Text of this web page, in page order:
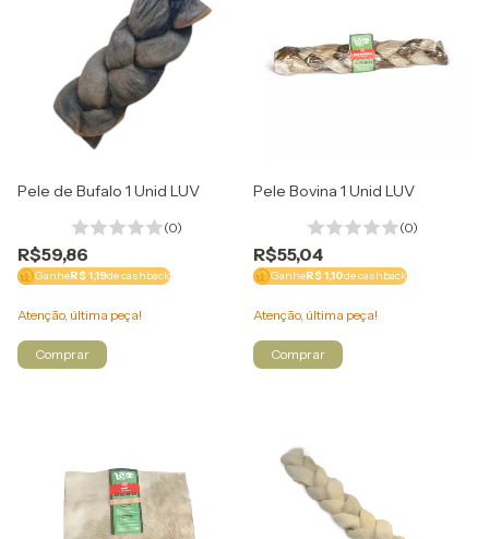
Pele de Bufalo 1 Unid LUV
(0)
R$59,86
GanheR$ 1,19de cashback
Atenção, última peça!
Pele Bovina 1 Unid LUV
(0)
R$55,04
GanheR$ 1,10de cashback
Atenção, última peça!
Comprar